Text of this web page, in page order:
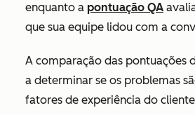
enquanto a pontuação QA
que sua equipe lidou com a
A comparação das pontuações
a determinar se os problemas
fatores de experiência do